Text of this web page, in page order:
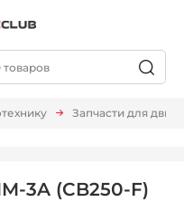
Запчасти для
3A (CB250-F)